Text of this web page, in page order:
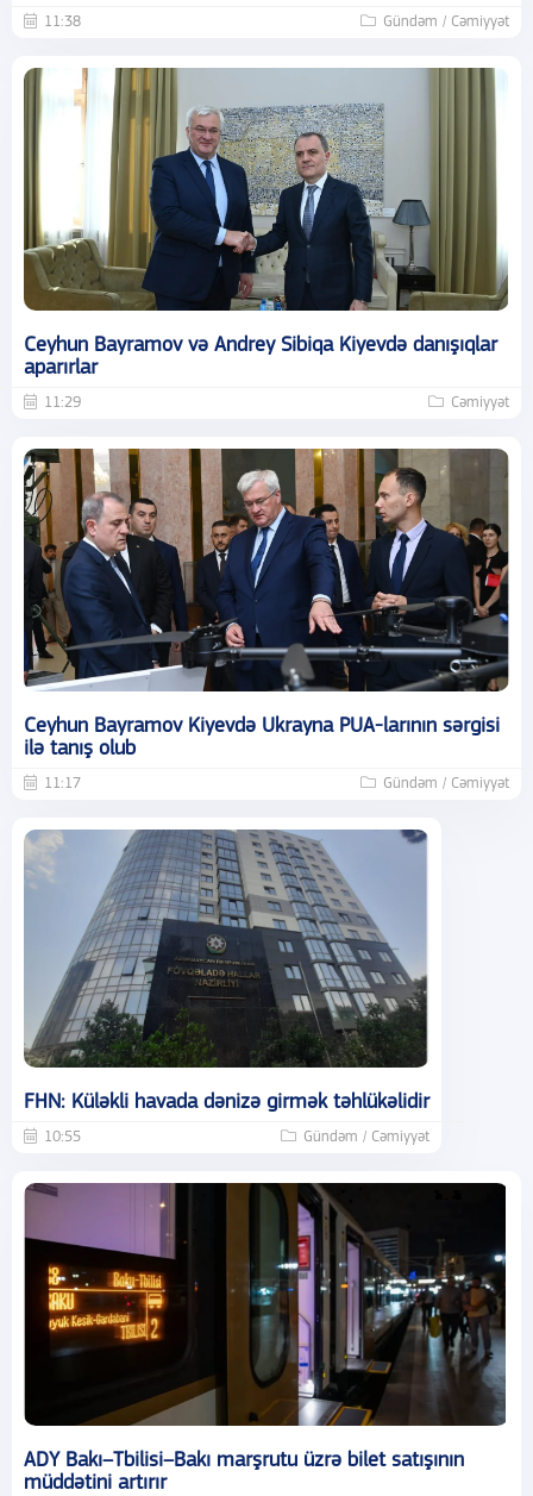
11:38 Gündəm / Cəmiyyət
Ceyhun Bayramov və Andrey Sibiqa Kiyevdə danışıqlar
aparırlar
11:29 Cəmiyyət
Ceyhun Bayramov Kiyevdə Ukrayna PUA-larının sərgisi
ilə tanış olub
11:17 Gündəm / Cəmiyyət
FHN: Küləkli havada dənizə girmək təhlükəlidir
10:55 Gündəm / Cəmiyyət
ADY Bakı–Tbilisi–Bakı marşrutu üzrə bilet satışının
müddətini artırır